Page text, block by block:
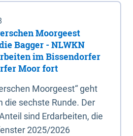
Moorgeest
Bagger - NLWKN
im Bissendorfer
Moor fort
Moorgeest“ geht
die sechste Runde. Der
sind Erdarbeiten, die
2025/2026